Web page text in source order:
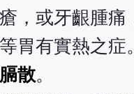
，或牙齦腫痛
胃有實熱之
散。